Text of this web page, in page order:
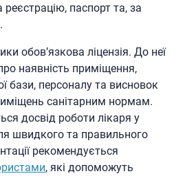
реєстрацію, паспорт та, за
обов’язкова ліцензія. До неї
наявність приміщення,
бази, персоналу та висновок
санітарним нормам.
досвід роботи лікаря у
швидкого та правильного
рекомендується
, які допоможуть